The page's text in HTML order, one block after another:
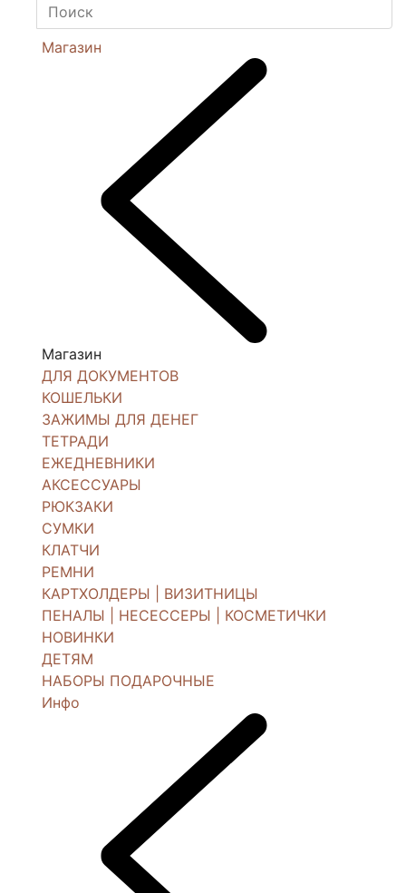
Магазин
Магазин
ДЛЯ ДОКУМЕНТОВ
КОШЕЛЬКИ
ЗАЖИМЫ ДЛЯ ДЕНЕГ
ТЕТРАДИ
ЕЖЕДНЕВНИКИ
АКСЕССУАРЫ
РЮКЗАКИ
СУМКИ
КЛАТЧИ
РЕМНИ
КАРТХОЛДЕРЫ | ВИЗИТНИЦЫ
ПЕНАЛЫ | НЕСЕССЕРЫ | КОСМЕТИЧКИ
НОВИНКИ
ДЕТЯМ
НАБОРЫ ПОДАРОЧНЫЕ
Инфо